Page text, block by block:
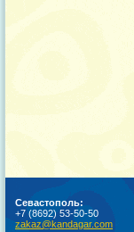
Севастополь:
+7 (8692) 53-50-50
zakaz@kandagar.com